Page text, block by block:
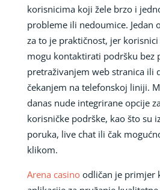
korisnicima koji žele brzo i
probleme ili nedoumice. Jedan
za to je praktičnost, jer
mogu kontaktirati podršku bez
pretraživanjem web stranica ili
čekanjem na telefonskoj liniji.
danas nude integrirane opcije
korisničke podrške, kao što su
poruka, live chat ili čak
klikom.
Arena casinoodličan je primjer